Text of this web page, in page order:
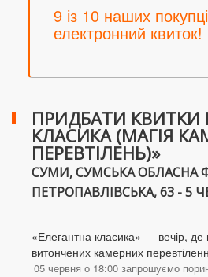
9 із 10 наших
електронний квиток!
ПРИДБАТИ КВИТКИ
КЛАСИКА (МАГІЯ
ПЕРЕВТІЛЕНЬ)»
СУМИ, СУМСЬКА ОБЛАСНА
ПЕТРОПАВЛІВСЬКА, 63 - 5
«Елегантна класика» — вечір,
витончених камерних
05 червня о 18:00 запрошуємо